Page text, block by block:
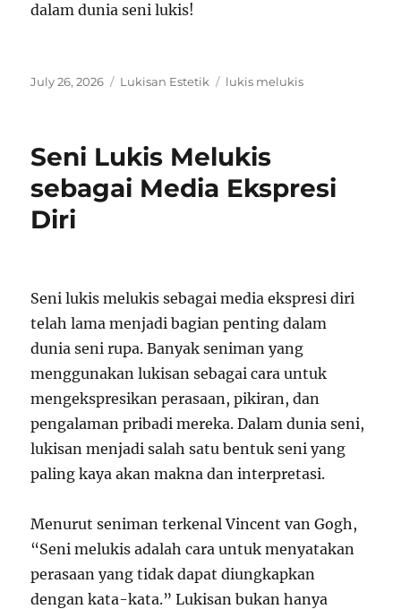
dalam dunia seni lukis!
Posted
July 26, 2026 Categories
Lukisan Estetik Tags
lukis melukis
Seni Lukis Melukis
sebagai Media Ekspresi
Diri
Seni lukis melukis sebagai media ekspresi diri
telah lama menjadi bagian penting dalam
dunia seni rupa. Banyak seniman yang
menggunakan lukisan sebagai cara untuk
mengekspresikan perasaan, pikiran, dan
pengalaman pribadi mereka. Dalam dunia seni,
lukisan menjadi salah satu bentuk seni yang
paling kaya akan makna dan interpretasi.
Menurut seniman terkenal Vincent van Gogh,
“Seni melukis adalah cara untuk menyatakan
perasaan yang tidak dapat diungkapkan
dengan kata-kata.” Lukisan bukan hanya